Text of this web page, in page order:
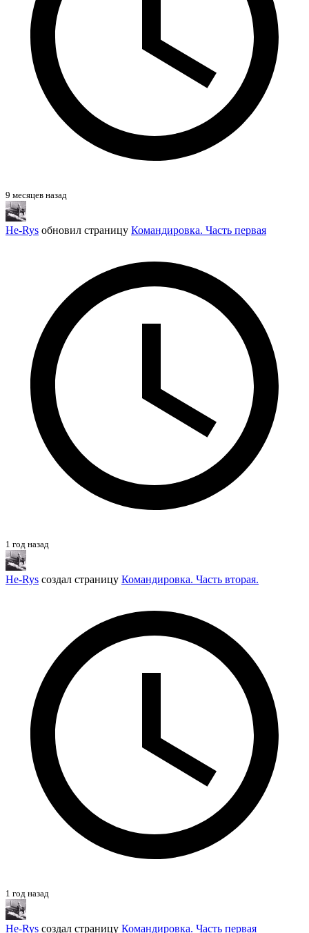
9 месяцев назад
He-Rys обновил страницу Командировка. Часть первая
1 год назад
He-Rys создал страницу Командировка. Часть вторая.
1 год назад
He-Rys создал страницу Командировка. Часть первая